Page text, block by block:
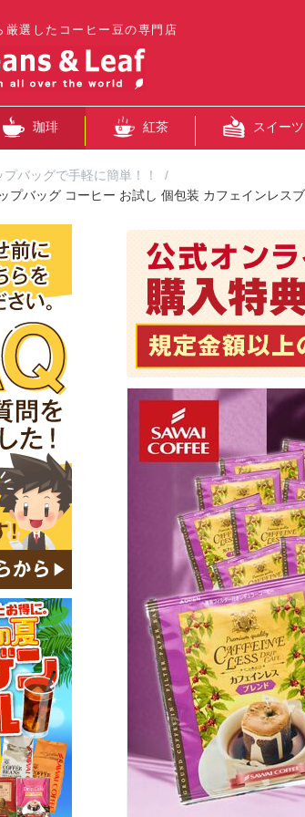
選したコーヒー豆の専門店
珈琲 紅茶 スイーツ
プバッグで手軽に簡単！！
/
プバッグ コーヒー お試し 個包装 カフェインレス